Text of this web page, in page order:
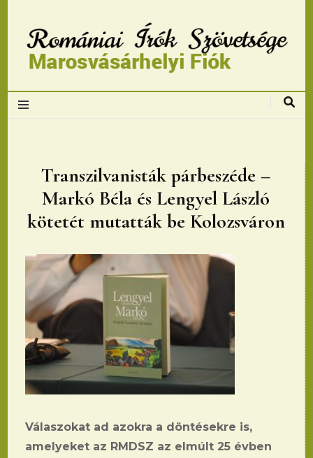
Romániai Írók
Marosvásárhelyi
fiok
Transzilvanisták párbeszéde –
Markó Béla és Lengyel László
kötetét mutatták be Kolozsváron
Válaszokat ad azokra a döntésekre is,
amelyeket az RMDSZ az elmúlt 25 évben